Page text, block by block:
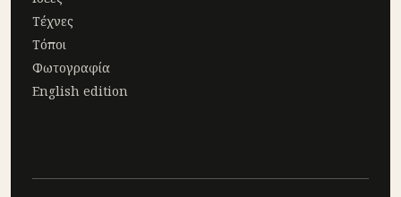
Τέχνες
Τόποι
Φωτογραφία
English edition